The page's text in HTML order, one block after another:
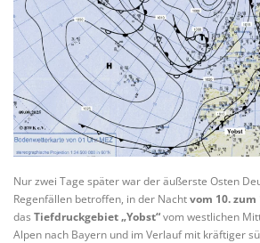
Nur zwei Tage später war der äußerste Osten
Regenfällen betroffen, in der Nachtvom 10. zum
das Tiefdruckgebiet „Yobst“vom westlichen
Alpen nach Bayern und im Verlauf mit kräftiger